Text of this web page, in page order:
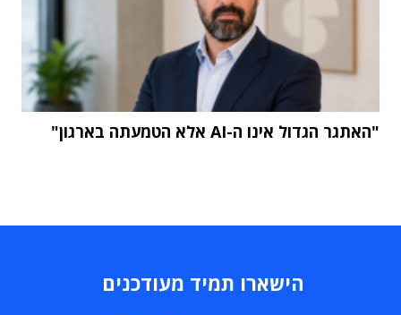
"האתגר הגדול אינו ה-AI אלא הטמעתה בארגון"
הישארו תמיד מעודכנים